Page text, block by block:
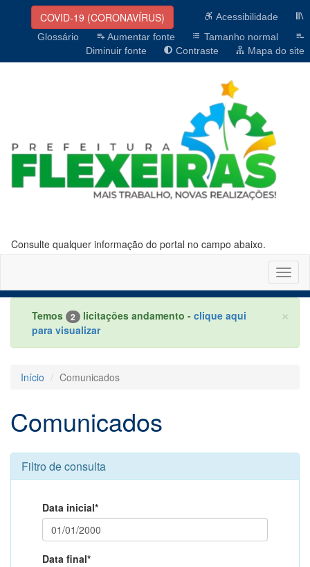
COVID-19 (CORONAVÍRUS)
Acessibilidade
Glossário
Aumentar fonte
Tamanho normal
Diminuir fonte
Contraste Mapa do site
Consulte qualquer informação do portal no campo abaixo.
×
Temos 2 licitações andamento - clique aqui
para visualizar
Início Comunicados
Comunicados
Filtro de consulta
Data inicial*
Data final*